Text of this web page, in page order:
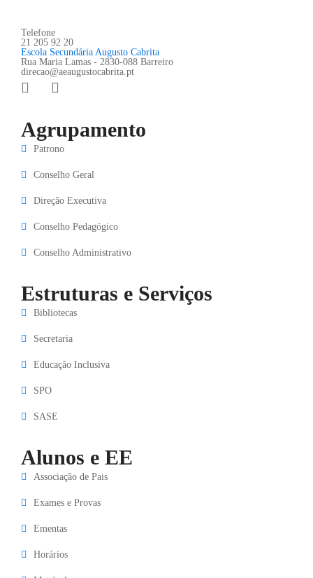
Telefone
21 205 92 20
Escola Secundária Augusto Cabrita
Rua Maria Lamas - 2830-088 Barreiro
direcao@aeaugustocabrita.pt
Agrupamento
Patrono
Conselho Geral
Direção Executiva
Conselho Pedagógico
Conselho Administrativo
Estruturas e Serviços
Bibliotecas
Secretaria
Educação Inclusiva
SPO
SASE
Alunos e EE
Associação de Pais
Exames e Provas
Ementas
Horários